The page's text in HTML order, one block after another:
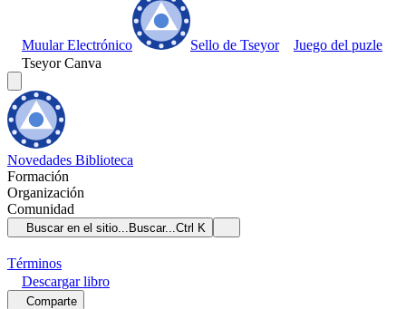
Muular Electrónico Sello de Tseyor
Juego del puzle
Tseyor Canva
Novedades Biblioteca
Formación
Organización
Comunidad
Buscar en el sitio... Buscar...Ctrl K
Términos
Descargarlibro
Comparte